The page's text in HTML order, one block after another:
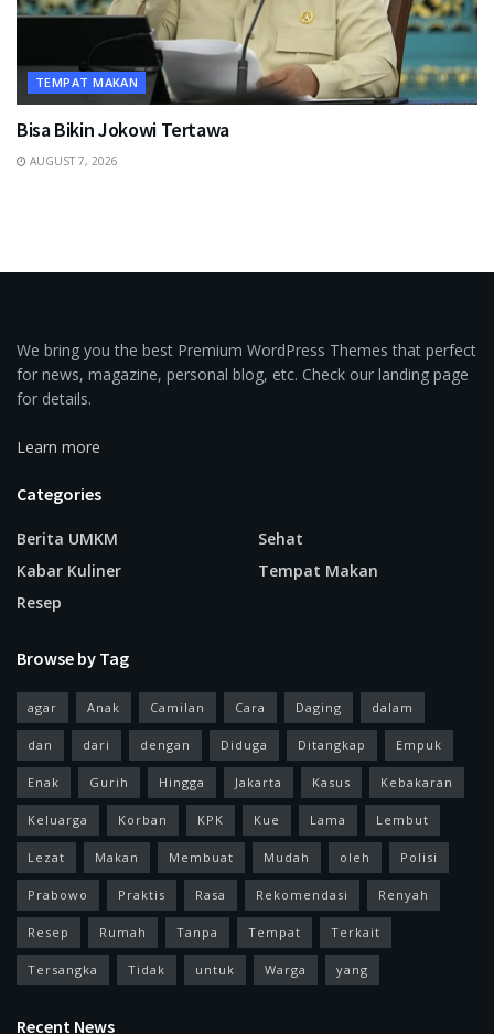
TEMPAT MAKAN
Bisa Bikin Jokowi Tertawa
AUGUST 7, 2026
We bring you the best Premium WordPress Themes that perfect
for news, magazine, personal blog, etc. Check our landing page
for details.
Learn more
Categories
Berita UMKM
Kabar Kuliner
Resep
Sehat
Tempat Makan
Browse by Tag
agar Anak Camilan Cara Daging dalam
dan dari dengan Diduga Ditangkap Empuk
Enak Gurih Hingga Jakarta Kasus Kebakaran
Keluarga Korban KPK Kue Lama Lembut
Lezat Makan Membuat Mudah oleh Polisi
Prabowo Praktis Rasa Rekomendasi Renyah
Resep Rumah Tanpa Tempat Terkait
Tersangka Tidak untuk Warga yang
Recent News